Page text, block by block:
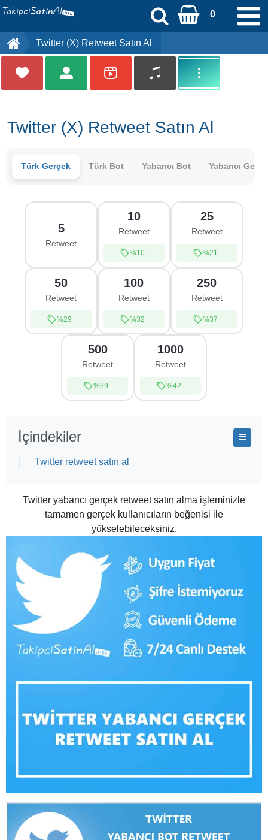
0
Kayıt Ol
Üye Girişi
Ödeme Bildirimi
Twitter (X) Retweet Satın Al
Twitter (X) Retweet Satın Al
Türk Gerçek Türk Bot Yabancı Bot Yabancı
5
Retweet
10
Retweet
%10
25
Retweet
%21
50
Retweet
%29
100
Retweet
%32
250
Retweet
%37
500
Retweet
%39
1000
Retweet
%42
İçindekiler
Twitter retweet satın al
Twitter yabancı gerçek retweet satın alma işleminizle
tamamen gerçek kullanıcıların beğenisi ile
yükselebileceksiniz.